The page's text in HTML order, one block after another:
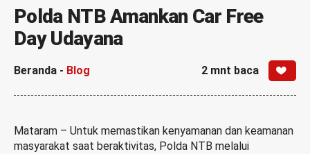
Polda NTB Amankan Car Free
Day Udayana
Beranda - Blog 2 mnt baca
Mataram – Untuk memastikan kenyamanan dan keamanan
masyarakat saat beraktivitas, Polda NTB melalui